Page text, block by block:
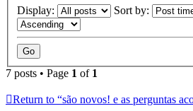
Display: Sort by:
7 posts • Page 1 of 1
Return to “são novos! e as perguntas